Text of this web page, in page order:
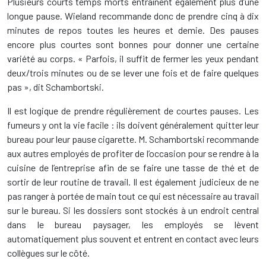
longue pause. Wieland recommande donc de prendre cinq à dix
minutes de repos toutes les heures et demie. Des pauses
encore plus courtes sont bonnes pour donner une certaine
variété au corps. « Parfois, il suffit de fermer les yeux pendant
deux/trois minutes ou de se lever une fois et de faire quelques
pas », dit Schambortski.
Il est logique de prendre régulièrement de courtes pauses. Les
fumeurs y ont la vie facile : ils doivent généralement quitter leur
bureau pour leur pause cigarette. M. Schambortski recommande
aux autres employés de profiter de l’occasion pour se rendre à la
cuisine de l’entreprise afin de se faire une tasse de thé et de
sortir de leur routine de travail. Il est également judicieux de ne
pas ranger à portée de main tout ce qui est nécessaire au travail
sur le bureau. Si les dossiers sont stockés à un endroit central
dans le bureau paysager, les employés se lèvent
automatiquement plus souvent et entrent en contact avec leurs
collègues sur le côté.